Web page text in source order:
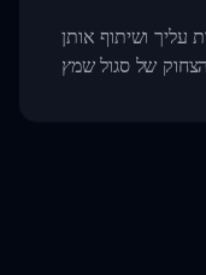
עליך ושיתוף אותן